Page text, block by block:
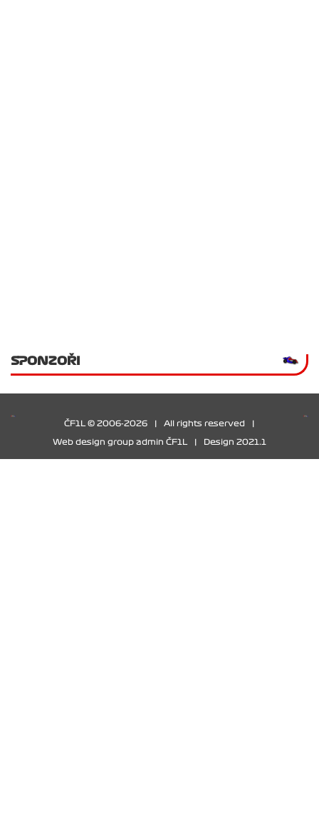
SPONZOŘI
ČF1L © 2006-2026 All rights reserved
Web design group admin ČF1L Design 2021.1